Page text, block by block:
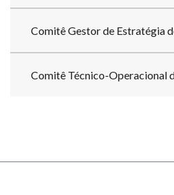
Comitê Gestor de Estratégia
Comitê Técnico-Operacional